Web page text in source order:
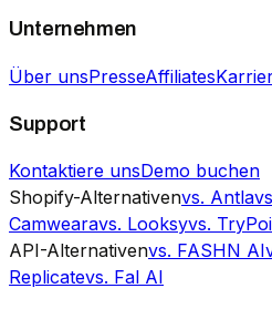
Unternehmen
Über unsPresseAffiliates
Support
Kontaktiere unsDemo buchen
Shopify-Alternativenvs. Antla
Camwearavs. Looksyvs.
API-Alternativenvs. FASHN AI
Replicatevs. Fal AI